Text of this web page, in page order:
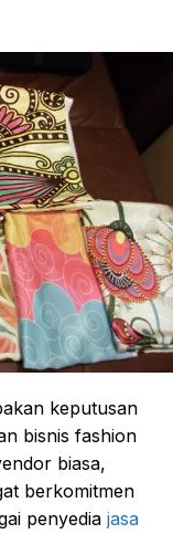
keputusan
bisnis fashion
biasa,
berkomitmen
penyedia jasa